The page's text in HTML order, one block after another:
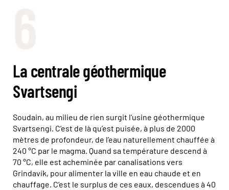
La centrale géothermique
Svartsengi
Soudain, au milieu de rien surgit l’usine géothermique
Svartsengi. C’est de là qu’est puisée, à plus de 2000
mètres de profondeur, de l’eau naturellement chauffée à
240 °C par le magma. Quand sa température descend à
70 °C, elle est acheminée par canalisations vers
Grindavík, pour alimenter la ville en eau chaude et en
chauffage. C’est le surplus de ces eaux, descendues à 40